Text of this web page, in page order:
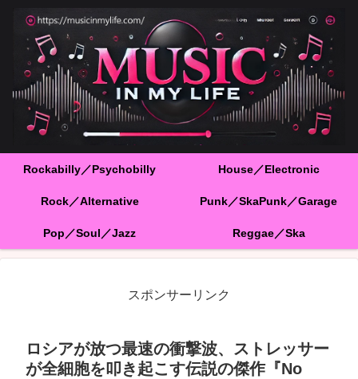
Rockabilly／Psychobilly House／Electronic
Rock／Alternative Punk／SkaPunk／Garage
Pop／Soul／Jazz Reggae／Ska
スポンサーリンク
ロシアが放つ最速の衝撃波、ストレッサー
が全細胞を叩き起こす伝説の傑作『No